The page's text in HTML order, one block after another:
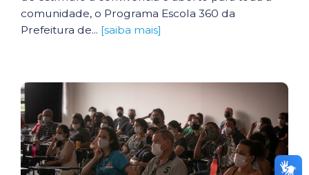
comunidade, o Programa Escola 360 da
Prefeitura de... [saiba mais]